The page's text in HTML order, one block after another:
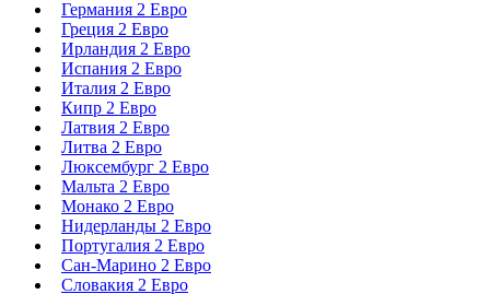
Германия 2 Евро
Греция 2 Евро
Ирландия 2 Евро
Испания 2 Евро
Италия 2 Евро
Кипр 2 Евро
Латвия 2 Евро
Литва 2 Евро
Люксембург 2 Евро
Мальта 2 Евро
Монако 2 Евро
Нидерланды 2 Евро
Португалия 2 Евро
Сан-Марино 2 Евро
Словакия 2 Евро